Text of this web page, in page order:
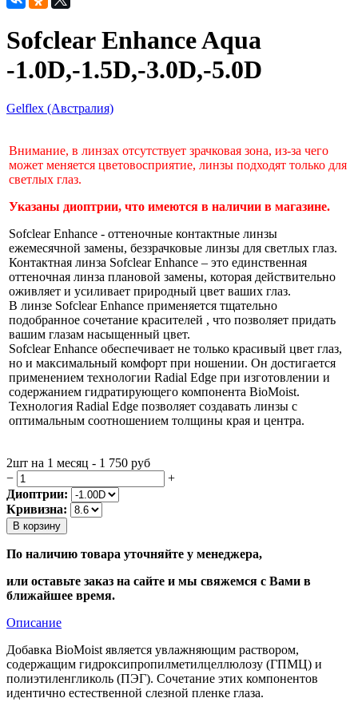
Sofclear Enhance Aqua
-1.0D,-1.5D,-3.0D,-5.0D
Gelflex (Австралия)
Внимание, в линзах отсутствует зрачковая зона, из-за чего
может меняется цветовосприятие, линзы подходят только для
светлых глаз.
Указаны диоптрии, что имеются в наличии в магазине.
Sofclear Enhance - оттеночные контактные линзы
ежемесячной замены, беззрачковые линзы для светлых глаз.
Контактная линза Sofclear Enhance – это единственная
оттеночная линза плановой замены, которая действительно
оживляет и усиливает природный цвет ваших глаз.
В линзе Sofclear Enhance применяется тщательно
подобранное сочетание красителей , что позволяет придать
вашим глазам насыщенный цвет.
Sofclear Enhance обеспечивает не только красивый цвет глаз,
но и максимальный комфорт при ношении. Он достигается
применением технологии Radial Edge при изготовлении и
содержанием гидратирующего компонента BioMoist.
Технология Radial Edge позволяет создавать линзы с
оптимальным соотношением толщины края и центра.
2шт на 1 месяц - 1 750 руб
−
+
Диоптрии:
Кривизна:
В корзину
По наличию товара уточняйте у менеджера,
или оставьте заказ на сайте и мы свяжемся с Вами в
ближайшее время.
Описание
Добавка BioMoistявляется увлажняющим раствором,
содержащим гидроксипропилметилцеллюлозу (ГПМЦ) и
полиэтиленгликоль (ПЭГ). Сочетание этих компонентов
идентично естественной слезной пленке глаза.